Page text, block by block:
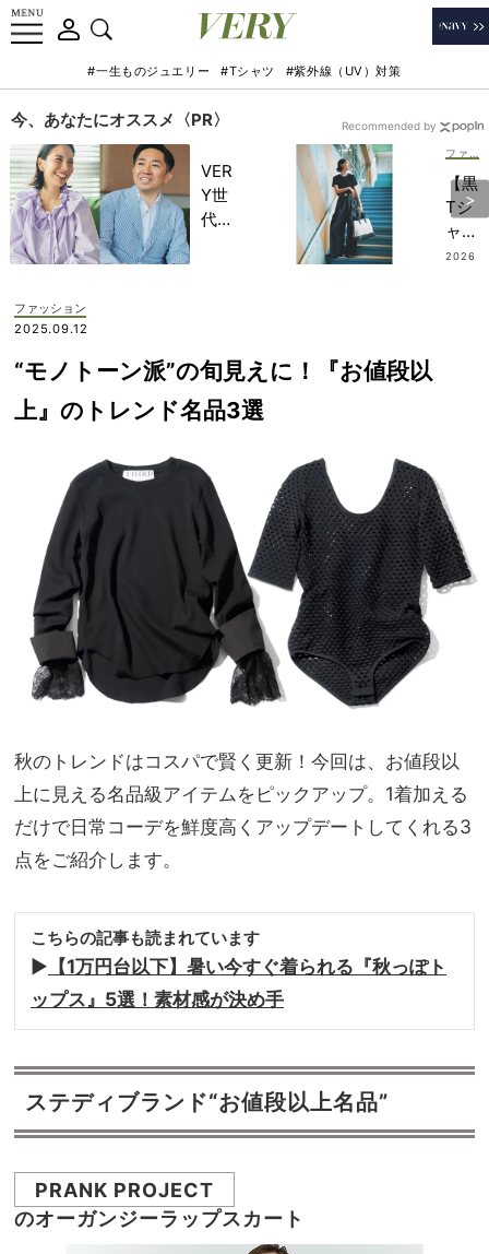
#一生ものジュエリー #Tシャツ #紫外線（UV）対策
今、あなたにオススメ〈PR〉
VER
Y世
代が
んと
考え
る
今、
NO
HO
TEL
な
の？
」
【黒
Tシ
ャ
ツ】
と見
え＆
自分
らし
さを
2026
Recommended by
ファッション
2025.09.12
“モノトーン派”の旬見えに！『お値段以
上』のトレンド名品3選
秋のトレンドはコスパで賢く更新！今回は、お値段以
上に見える名品級アイテムをピックアップ。1着加える
だけで日常コーデを鮮度高くアップデートしてくれる3
点をご紹介します。
こちらの記事も読まれています
▶︎ 【1万円台以下】暑い今すぐ着られる『秋っぽト
ップス』5選！素材感が決め手
ステディブランド“お値段以上名品”
PRANK PROJECT
のオーガンジーラップスカート